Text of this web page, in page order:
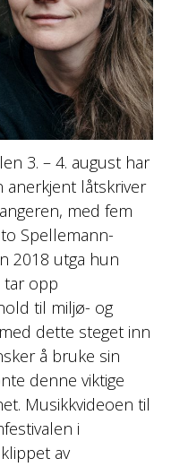
3. – 4. august har
anerkjent låtskriver
med fem
Spellemann-
2018 utga hun
tar opp
til miljø- og
dette steget inn
å bruke sin
denne viktige
Musikkvideoen til
i
av